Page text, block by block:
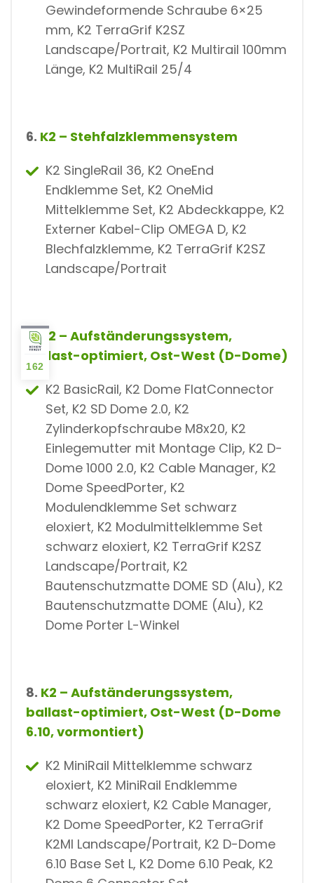
Gewindeformende Schraube 6×25
mm, K2 TerraGrif K2SZ
Landscape/Portrait, K2 Multirail 100mm
Länge, K2 MultiRail 25/4
6. K2 – Stehfalzklemmensystem
K2 SingleRail 36, K2 OneEnd
Endklemme Set, K2 OneMid
Mittelklemme Set, K2 Abdeckkappe, K2
Externer Kabel-Clip OMEGA D, K2
Blechfalzklemme, K2 TerraGrif K2SZ
Landscape/Portrait
7.K2 – Aufständerungssystem,
ballast-optimiert, Ost-West (D-Dome)
K2 BasicRail, K2 Dome FlatConnector
Set, K2 SD Dome 2.0, K2
Zylinderkopfschraube M8x20, K2
Einlegemutter mit Montage Clip, K2 D-
Dome 1000 2.0, K2 Cable Manager, K2
Dome SpeedPorter, K2
Modulendklemme Set schwarz
eloxiert, K2 Modulmittelklemme Set
schwarz eloxiert, K2 TerraGrif K2SZ
Landscape/Portrait, K2
Bautenschutzmatte DOME SD (Alu), K2
Bautenschutzmatte DOME (Alu), K2
Dome Porter L-Winkel
8. K2 – Aufständerungssystem,
ballast-optimiert, Ost-West (D-Dome
6.10, vormontiert)
K2 MiniRail Mittelklemme schwarz
eloxiert, K2 MiniRail Endklemme
schwarz eloxiert, K2 Cable Manager,
K2 Dome SpeedPorter, K2 TerraGrif
K2MI Landscape/Portrait, K2 D-Dome
6.10 Base Set L, K2 Dome 6.10 Peak, K2
162